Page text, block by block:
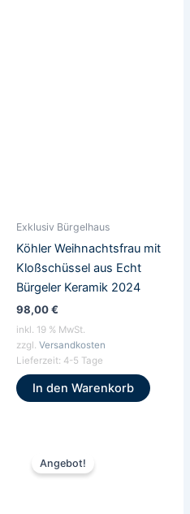
Exklusiv Bürgelhaus
Köhler Weihnachtsfrau mit
Kloßschüssel aus Echt
Bürgeler Keramik 2024
98,00€
inkl. 19 % MwSt.
zzgl. Versandkosten
Lieferzeit: 4-5 Tage
In den Warenkorb
Angebot!
Preis
war: